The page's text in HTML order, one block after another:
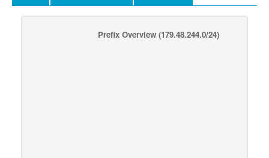
Prefix Overview(179.48.244.0/24)